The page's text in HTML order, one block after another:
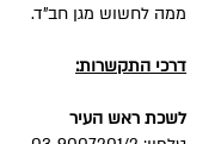
ממה לחשוש מגן חב"ד.
דרכי התקשרות:
לשכת ראש העיר